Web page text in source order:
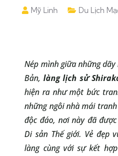
Mỹ Linh Du Lịch
Nép mình giữa những
Bản, làng lịch sử
hiện ra như một bức
những ngôi nhà mái
độc đáo, nơi này đã được
Di sản Thế giới. Vẻ đẹp
làng cùng với sự kết